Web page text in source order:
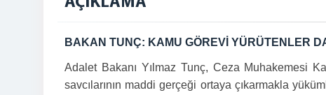
BAKAN TUNÇ: KAMU GÖREVİ YÜRÜTENLER
Adalet Bakanı Yılmaz Tunç, Ceza Muhakemesi
savcılarının maddi gerçeği ortaya çıkarmakla